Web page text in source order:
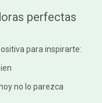
perfectas
para inspirarte:
no lo parezca